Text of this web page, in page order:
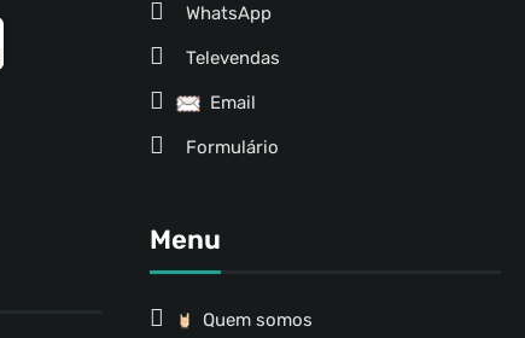
WhatsApp
Televendas
Email
Formulário
Menu
Quem somos